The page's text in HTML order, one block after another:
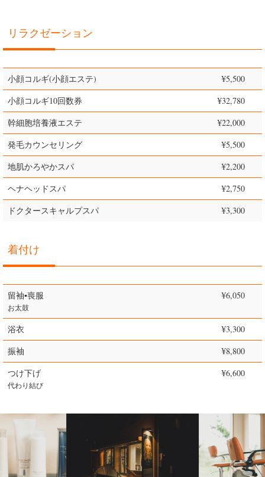
リラクゼーション
小顔コルギ(小顔エステ)
¥5,500
小顔コルギ10回数券
¥32,780
幹細胞培養液エステ
¥22,000
発毛カウンセリング
¥5,500
地肌かろやかスパ
¥2,200
ヘナヘッドスパ
¥2,750
ドクタースキャルプスパ
¥3,300
着付け
留袖▪喪服
お太鼓
¥6,050
浴衣
¥3,300
振袖
¥8,800
つけ下げ
代わり結び
¥6,600